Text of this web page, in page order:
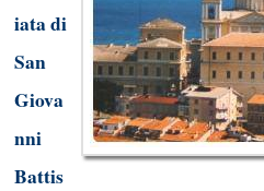
iata di
San
Giova
nni
Battis